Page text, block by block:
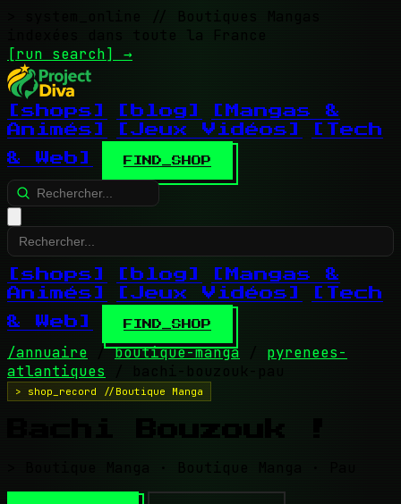
// Boutiques Mangas
indexées dans toute la France
[run search] →
[shops] [blog]
[Mangas &
Animés]
[Jeux Vidéos]
[Tech
& Web]
FIND_SHOP
[shops] [blog]
[Mangas &
Animés]
[Jeux Vidéos]
[Tech
& Web]
FIND_SHOP
/annuaire / boutique-manga /
pyrenees-
atlantiques
bachi-bouzouk-pau
> shop_record //Boutique Manga
Bachi Bouzouk !
> Boutique Manga · Boutique Manga · Pau